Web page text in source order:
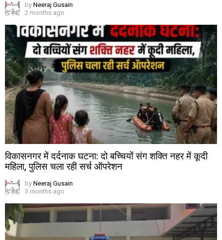
by Neeraj Gusain
2 months ago
विकासनगर में दर्दनाक घटना: दो बच्चियों संग शक्ति नहर में कूदी
महिला, पुलिस चला रही सर्च ऑपरेशन
by Neeraj Gusain
3 months ago